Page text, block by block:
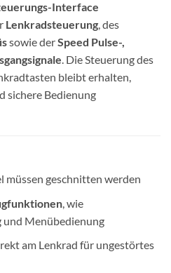
Interface
Lenkradsteuerung, des
sowie derSpeed Pulse-,
. Die Steuerung des
bleibt erhalten,
sichere Bedienung
müssen geschnitten werden
, wie
Menübedienung
am Lenkrad für ungestörtes